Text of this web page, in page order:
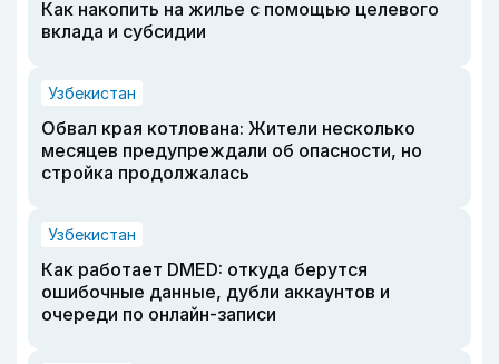
Как накопить на жилье с помощью целевого
вклада и субсидии
Узбекистан
Обвал края котлована: Жители несколько
месяцев предупреждали об опасности, но
стройка продолжалась
Узбекистан
Как работает DMED: откуда берутся
ошибочные данные, дубли аккаунтов и
очереди по онлайн-записи